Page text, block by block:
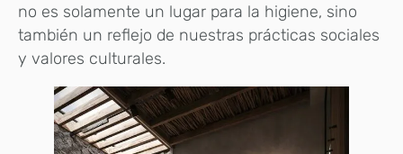
no es solamente un lugar para la higiene, sino
también un reflejo de nuestras prácticas sociales
y valores culturales.